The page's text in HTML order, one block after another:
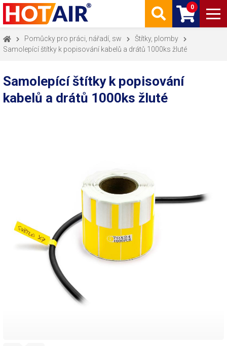
0
Pomůcky pro práci, nářadí, sw
Štítky, plomby
Samolepící štítky k popisování kabelů a drátů 1000ks žluté
Samolepící štítky k popisování
kabelů a drátů 1000ks žluté